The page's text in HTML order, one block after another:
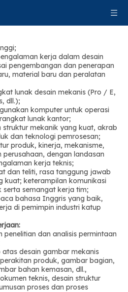
kerja dalam desain
pengembangan dan penerapan
material baru dan peralatan
lunak desain mekanis (Pro / E,
dll.);
komputer untuk operasi
lunak kantor;
struktur mekanik yang kuat, akrab
dan teknologi pemrosesan;
produk, kinerja, mekanisme,
dengan landasan
kerja teknis;
dan teliti, rasa tanggung jawab
kuat; keterampilan komunikasi
semangat kerja tim;
bahasa Inggris yang baik,
di pemimpin industri katup
penelitian dan analisis permintaan
desain gambar mekanis
produk, gambar bagian,
bahan kemasan, dll.,
teknis, desain struktur
proses dan proses